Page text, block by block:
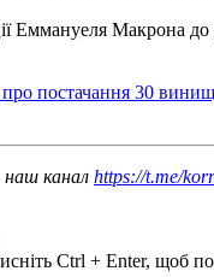
Еммануеля Макрона
постачання 30
наш канал https://t.me/
Ctrl + Enter, щоб